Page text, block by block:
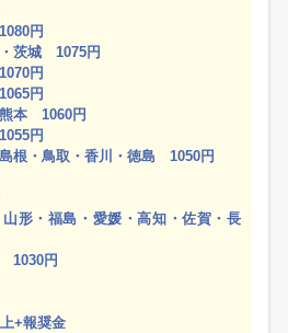
円
茨城 1075円
円
円
本 1060円
円
根・鳥取・香川・徳島 1050円
形・福島・愛媛・高知・佐賀・長
1030円
+報奨金